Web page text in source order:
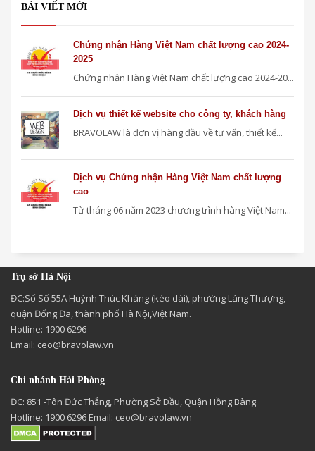
BÀI VIẾT MỚI
Chứng nhận Hàng Việt Nam chất lượng cao 2024-
2025
Chứng nhận Hàng Việt Nam chất lượng cao 2024-20...
Dịch vụ thiết kế website cho công ty, khách hàng
BRAVOLAW là đơn vị hàng đầu về tư vấn, thiết kế...
Dịch vụ Chứng nhận Hàng Việt Nam chất lượng
cao
Từ tháng 06 năm 2023 chương trình hàng Việt Nam...
Trụ sở Hà Nội
ĐC:Số Số 55A Huỳnh Thúc Kháng (kéo dài), phường Láng Thượng,
quận Đống Đa, thành phố Hà Nội,Việt Nam.
Hotline: 1900 6296
Email: ceo@bravolaw.vn
Chi nhánh Hải Phòng
ĐC: 851 -Tôn Đức Thắng, Phường Sở Dầu, Quận Hồng Bàng
Hotline: 1900 6296 Email: ceo@bravolaw.vn